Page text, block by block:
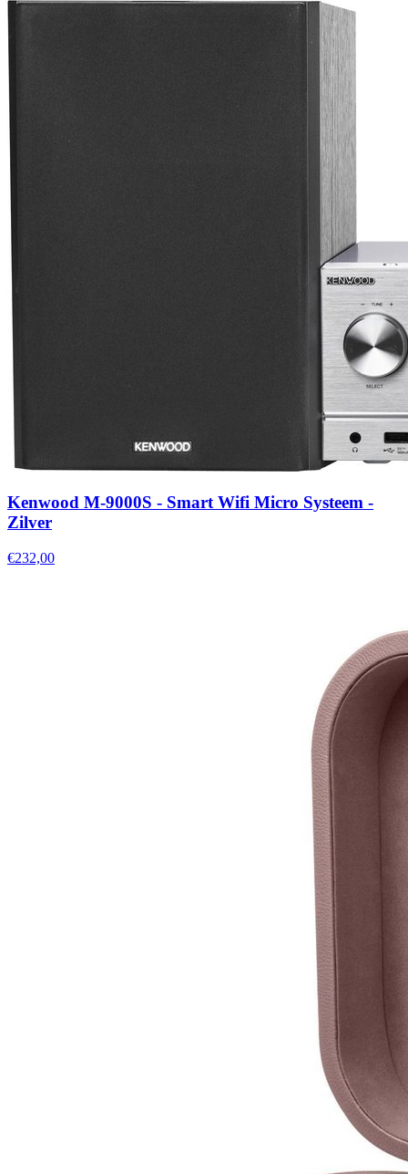
Kenwood M-9000S - Smart Wifi Micro Systeem -
Zilver
€232,00